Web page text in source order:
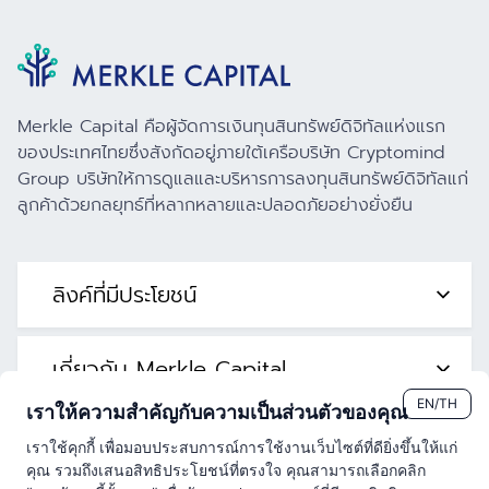
Merkle Capital คือผู้จัดการเงินทุนสินทรัพย์ดิจิทัลแห่งแรก
ของประเทศไทยซึ่งสังกัดอยู่ภายใต้เครือบริษัท Cryptomind
Group บริษัทให้การดูแลและบริหารการลงทุนสินทรัพย์ดิจิทัลแก่
ลูกค้าด้วยกลยุทธ์ที่หลากหลายและปลอดภัยอย่างยั่งยืน
ลิงค์ที่มีประโยชน์
เกี่ยวกับ Merkle Capital
ติดต่อเรา
EN/TH
เราให้ความสำคัญกับความเป็นส่วนตัวของคุณ
เราใช้คุกกี้ เพื่อมอบประสบการณ์การใช้งานเว็บไซต์ที่ดียิ่งขึ้นให้แก่
คุณ รวมถึงเสนอสิทธิประโยชน์ที่ตรงใจ คุณสามารถเลือกคลิก